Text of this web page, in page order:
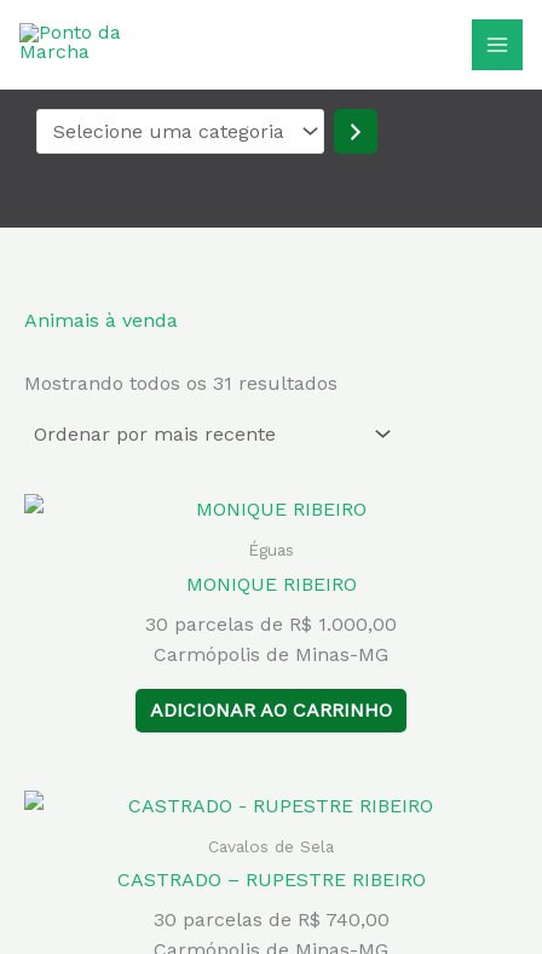
para
conteúdo
uma
Animais à venda
Mostrando todos os 31 resultados
Éguas
MONIQUE RIBEIRO
30 parcelas de R$ 1.000,00
Carmópolis de Minas-MG
ADICIONAR AO CARRINHO
Cavalos de Sela
CASTRADO – RUPESTRE RIBEIRO
30 parcelas de R$ 740,00